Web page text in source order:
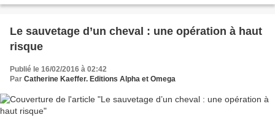
Le sauvetage d’un cheval : une opération à haut
risque
Publié le 16/02/2016 à 02:42
Par Catherine Kaeffer. Editions Alpha et Omega